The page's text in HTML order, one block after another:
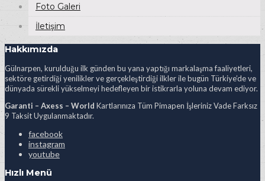
Foto Galeri
İletişim
Hakkımızda
Gülnarpen, kurulduğu ilk günden bu yana yaptığı markalaşma faaliyetleri,
sektöre getirdiği yenilikler ve gerçekleştirdiği ilkler ile bugün Türkiye’de ve
dünyada sürekli yükselmeyi hedefleyen bir istikrarla yoluna devam ediyor.
Garanti – Axess – World Kartlarınıza Tüm Pimapen İşleriniz Vade Farksız
9 Taksit Uygulanmaktadır.
facebook
instagram
youtube
Hızlı Menü